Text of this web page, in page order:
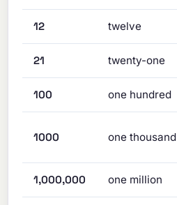
12 twelve
21 twenty-one
100 one hundred
1000 one thousand
1,000,000 one million